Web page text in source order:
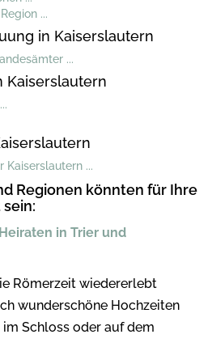
...
in Kaiserslautern
...
Kaiserslautern
...
Regionen könnten für Ihre
in Trier und
Römerzeit wiedererlebt
wunderschöne Hochzeiten
Schloss oder auf dem